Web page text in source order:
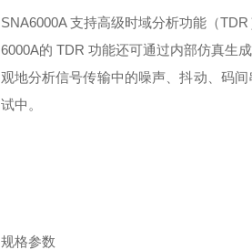
SNA6000A支持高级时域分析功能（TDR
6000A的 TDR 功能还可通过内部仿真生
观地分析信号传输中的噪声、抖动、码间
试中。
规格参数